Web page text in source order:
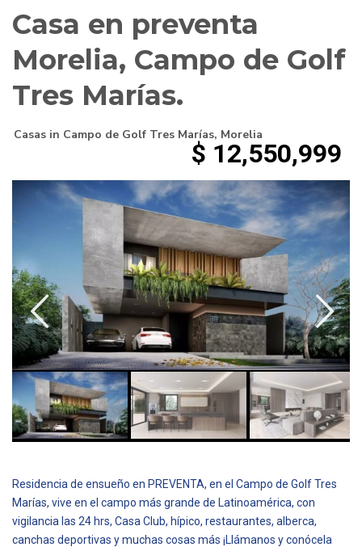
Casa en preventa
Morelia, Campo de Golf
Tres Marías.
Casas in Campo de Golf Tres Marías, Morelia
$ 12,550,999
Residencia de ensueño en PREVENTA, en el Campo de Golf Tres
Marías, vive en el campo más grande de Latinoamérica, con
vigilancia las 24 hrs, Casa Club, hípico, restaurantes, alberca,
canchas deportivas y muchas cosas más ¡Llámanos y conócela